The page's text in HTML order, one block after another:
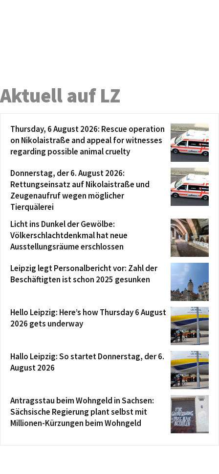
Aktuell auf LZ
Thursday, 6 August 2026: Rescue operation
on Nikolaistraße and appeal for witnesses
regarding possible animal cruelty
Donnerstag, der 6. August 2026:
Rettungseinsatz auf Nikolaistraße und
Zeugenaufruf wegen möglicher
Tierquälerei
Licht ins Dunkel der Gewölbe:
Völkerschlachtdenkmal hat neue
Ausstellungsräume erschlossen
Leipzig legt Personalbericht vor: Zahl der
Beschäftigten ist schon 2025 gesunken
Hello Leipzig: Here’s how Thursday 6 August
2026 gets underway
Hallo Leipzig: So startet Donnerstag, der 6.
August 2026
Antragsstau beim Wohngeld in Sachsen:
Sächsische Regierung plant selbst mit
Millionen-Kürzungen beim Wohngeld